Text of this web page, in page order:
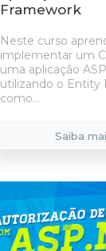
Framework
Neste curso
implementar um
uma aplicação
utilizando o Entity
como...
Saiba